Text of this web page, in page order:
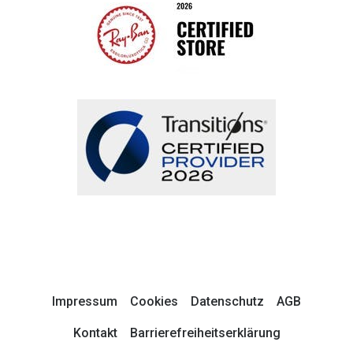
Impressum Cookies Datenschutz AGB
Kontakt Barrierefreiheitserklärung